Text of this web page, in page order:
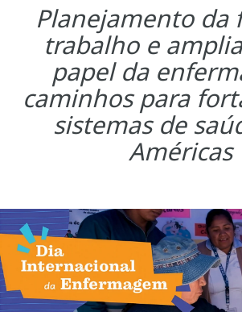
Planejamento da
trabalho e
papel da
caminhos para
sistemas de
Américas